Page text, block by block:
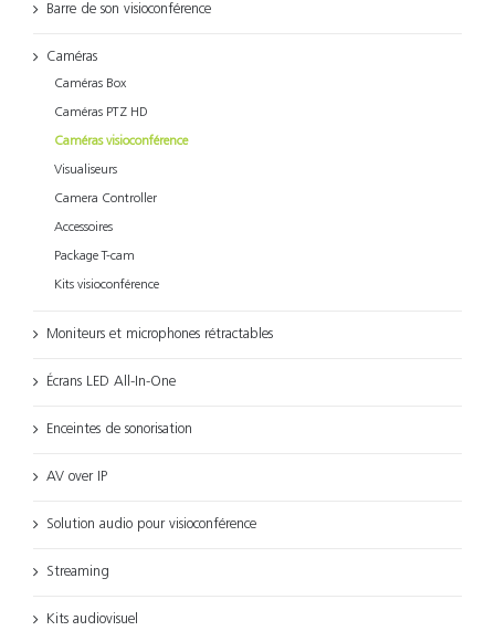
Barre de son visioconférence
Caméras
Caméras Box
Caméras PTZ HD
Caméras visioconférence
Visualiseurs
Camera Controller
Accessoires
Package T-cam
Kits visioconférence
Moniteurs et microphones rétractables
Écrans LED All-In-One
Enceintes de sonorisation
AV over IP
Solution audio pour visioconférence
Streaming
Kits audiovisuel